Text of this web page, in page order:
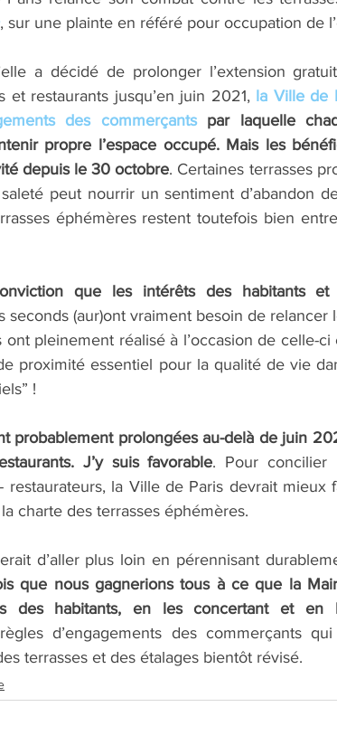
, sur une plainte en référé pour occupation de
a décidé de prolonger l’extension
et restaurants jusqu’en juin 2021, la Ville de
des commerçants par laquelle
propre l’espace occupé. Mais les
depuis le 30 octobre. Certaines terrasses
peut nourrir un sentiment d’abandon
éphémères restent toutefois bien
que les intérêts des habitants
seconds (aur)ont vraiment besoin de relancer
pleinement réalisé à l’occasion de celle-
proximité essentiel pour la qualité de vie
!
probablement prolongées au-delà de juin
J’y suis favorable. Pour concilier
restaurateurs, la Ville de Paris devrait mieux
charte des terrasses éphémères.
d’aller plus loin en pérennisant
que nous gagnerions tous à ce que la
des habitants, en les concertant et en
d’engagements des commerçants
terrasses et des étalages bientôt révisé.